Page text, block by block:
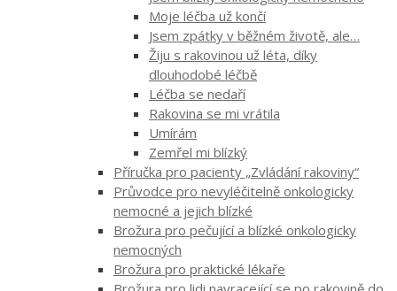
Moje léčba už končí
Jsem zpátky v běžném životě, ale…
Žiju s rakovinou už léta, díky
dlouhodobé léčbě
Léčba se nedaří
Rakovina se mi vrátila
Umírám
Zemřel mi blízký
Příručka pro pacienty „Zvládání rakoviny“
Průvodce pro nevyléčitelně onkologicky
nemocné a jejich blízké
Brožura pro pečující a blízké onkologicky
nemocných
Brožura pro praktické lékaře